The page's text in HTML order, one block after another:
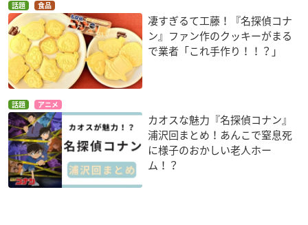
話題 食品
凄すぎるて工藤！『名探偵コナ
ン』ファン作のクッキーがまる
で業者「これ手作り！！？」
話題 アニメ
カオスな魅力『名探偵コナン』
浦沢回まとめ！あんこで窒息死
に様子のおかしい老人ホー
ム！？